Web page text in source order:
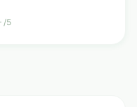
/5